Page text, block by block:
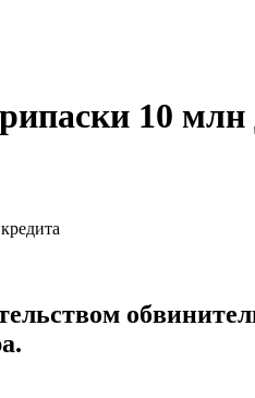
10 млн